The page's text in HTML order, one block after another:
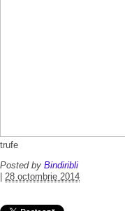
trufe
Posted by Bindiribli
28 octombrie 2014